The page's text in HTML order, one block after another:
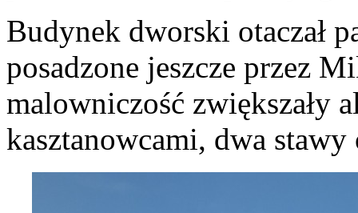
Budynek dworski otaczał
posadzone jeszcze przez
malowniczość zwiększały
kasztanowcami, dwa